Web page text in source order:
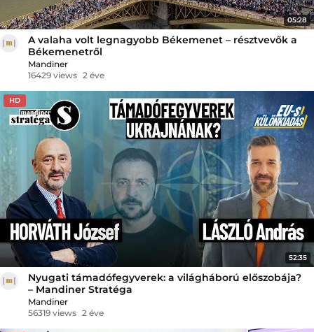
05:28
A valaha volt legnagyobb Békemenet – résztvevők a
Békemenetről
Mandiner
16429 views 2 éve
HD
52:35
Nyugati támadófegyverek: a világháború előszobája?
– Mandiner Stratéga
Mandiner
56319 views 2 éve